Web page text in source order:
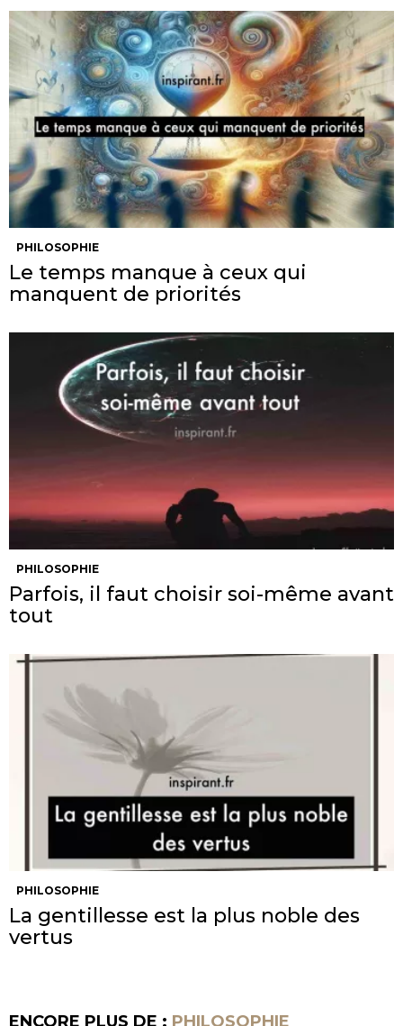
PHILOSOPHIE
Le temps manque à ceux qui
manquent de priorités
PHILOSOPHIE
Parfois, il faut choisir soi-même avant
tout
PHILOSOPHIE
La gentillesse est la plus noble des
vertus
ENCORE PLUS DE : PHILOSOPHIE